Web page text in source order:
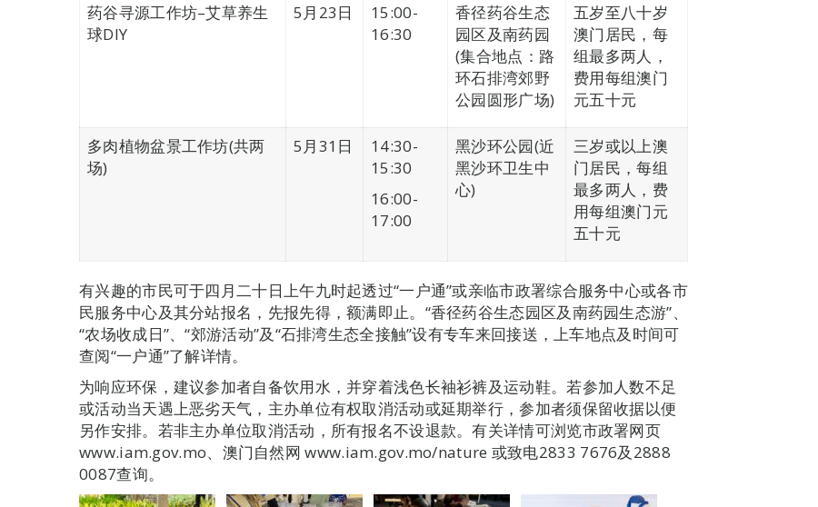
药谷寻源工作坊–艾草养生
球DIY
5月23日
15:00-
16:30
香径药谷生态
园区及南药园
(集合地点：路
环石排湾郊野
公园圆形广场)
五岁至八十岁
澳门居民，每
组最多两人，
费用每组澳门
元五十元
多肉植物盆景工作坊(共两
场)
5月31日
14:30-
15:30
16:00-
17:00
黑沙环公园(近
黑沙环卫生中
心)
三岁或以上澳
门居民，每组
最多两人，费
用每组澳门元
五十元
有兴趣的市民可于四月二十日上午九时起透过“一户通”或亲临市政署综合服务中心或各市
民服务中心及其分站报名，先报先得，额满即止。“香径药谷生态园区及南药园生态游”、
“农场收成日”、“郊游活动”及“石排湾生态全接触”设有专车来回接送，上车地点及时间可
查阅“一户通”了解详情。
为响应环保，建议参加者自备饮用水，并穿着浅色长袖衫裤及运动鞋。若参加人数不足
或活动当天遇上恶劣天气，主办单位有权取消活动或延期举行，参加者须保留收据以便
另作安排。若非主办单位取消活动，所有报名不设退款。有关详情可浏览市政署网页
www.iam.gov.mo、澳门自然网 www.iam.gov.mo/nature 或致电2833 7676及2888
0087查询。